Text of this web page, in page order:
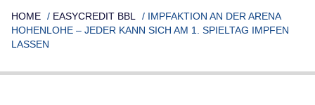
HOME / EASYCREDIT BBL / IMPFAKTION AN DER ARENA
HOHENLOHE – JEDER KANN SICH AM 1. SPIELTAG IMPFEN
LASSEN